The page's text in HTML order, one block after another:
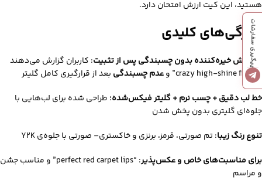
هستید، این کیت ارزش امتحان دارد.
ویژگی‌های کلیدی
درخشش خیره‌کننده بدون چسبندگی پس از تثبیت: کاربران گزارش می‌دهند
“crazy high-shine finish” و
عدم چسبندگی بعد از قرارگیری کامل گلیتر
خط لب دقیق + چسب نرم + گلیتر فیکس‌شده؛ طراحی شده برای لب‌هایی با
جلوه‌ای گلیتری بدون پخش شدن
تنوع رنگ زیبا: تم‌ صورتی، قرمز، برنزی و خاکستری– صورتی با جلوه‌ی Y2K
برای مناسبت‌های خاص و عکس‌پذیر
: “perfect red carpet lips” و مناسب جشن
و مراسم
پیگیری سفارشات